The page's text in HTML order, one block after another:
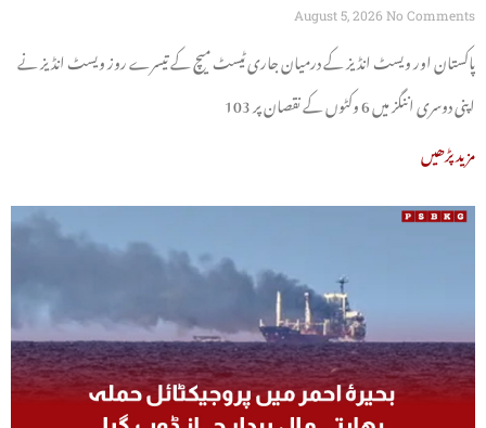
گئیں
August 5, 2026 No Comments
پاکستان اور ویسٹ انڈیز کے درمیان جاری ٹیسٹ میچ کے تیسرے روز ویسٹ انڈیز نے
اپنی دوسری اننگز میں 6 وکٹوں کے نقصان پر 103
مزید پڑھیں